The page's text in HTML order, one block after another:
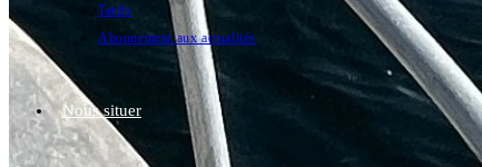
Tarifs
Abonnement aux actualités
Nous situer